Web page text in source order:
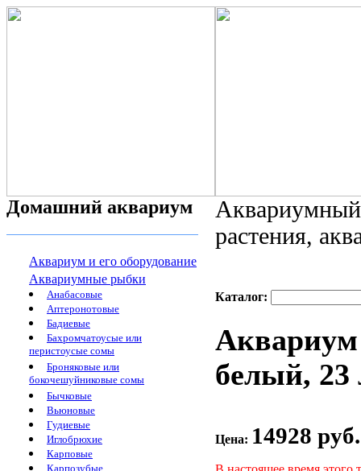
Домашний аквариум
Аквариум и его оборудование
Аквариумные рыбки
Анабасовые
Аптеронотовые
Бадиевые
Бахромчатоусые или
перистоусые сомы
Броняковые или
бокочешуйниковые сомы
Бычковые
Вьюновые
Гудиевые
Иглобрюхие
Карповые
Карпозубые
растения,
Каталог:
белый, 23
Цена: 14928 руб.